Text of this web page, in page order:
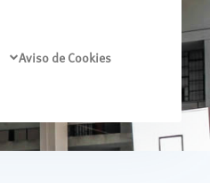
Aviso de Cookies